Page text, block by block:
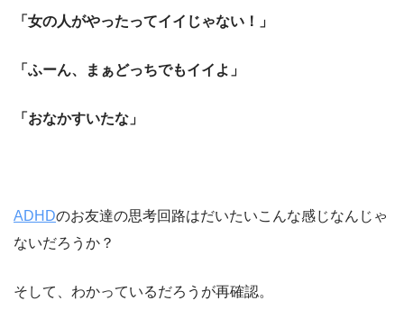
「女の人がやったってイイじゃない！」
「ふーん、まぁどっちでもイイよ」
「おなかすいたな」
ADHDのお友達の思考回路はだいたいこんな感じなんじゃ
ないだろうか？
そして、わかっているだろうが再確認。